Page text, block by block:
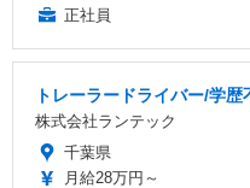
正社員
トレーラードライバー/学
株式会社ランテック
千葉県
月給28万円～